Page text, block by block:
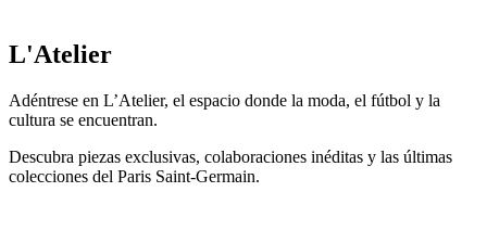
L'Atelier
Adéntrese en L’Atelier, el espacio donde la moda, el fútbol y la
cultura se encuentran.
Descubra piezas exclusivas, colaboraciones inéditas y las últimas
colecciones del Paris Saint-Germain.